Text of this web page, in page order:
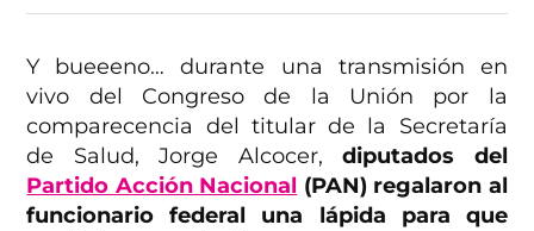
Y bueeeno… durante una transmisión en
vivo del Congreso de la Unión por la
comparecencia del titular de la Secretaría
de Salud, Jorge Alcocer,diputados del
Partido Acción Nacional (PAN) regalaron al
funcionario federal una lápida para que